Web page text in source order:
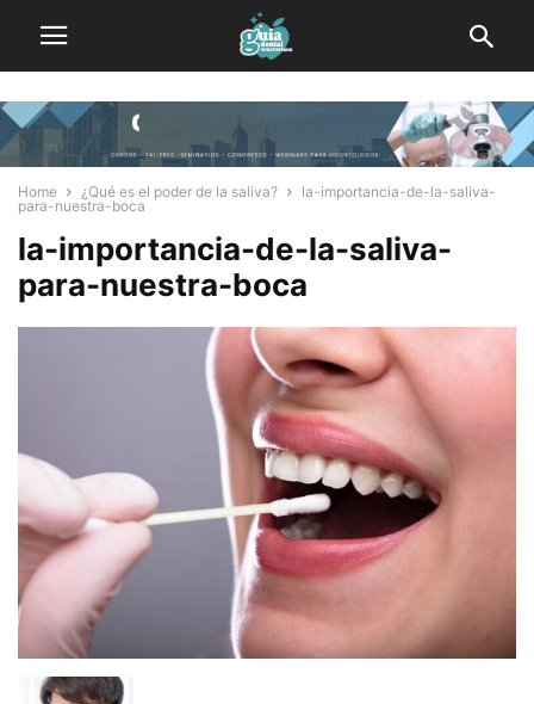
Home ¿Qué es el poder de la saliva?
la-importancia-de-la-saliva-
para-nuestra-boca
la-importancia-de-la-saliva-
para-nuestra-boca